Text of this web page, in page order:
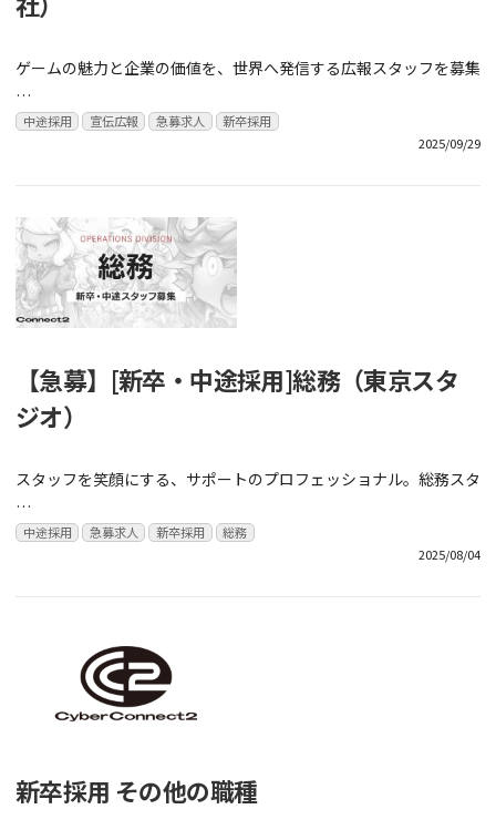
ゲームの魅力と企業の価値を、世界へ発信する広報スタッフを募集
…
中途採用 宣伝広報 急募求人
新卒採用
2025/09/29
【急募】[新卒・中途採用]総務（東京スタ
ジオ）
スタッフを笑顔にする、サポートのプロフェッショナル。総務スタ
…
中途採用 急募求人 新卒採用
総務
2025/08/04
新卒採用 その他の職種